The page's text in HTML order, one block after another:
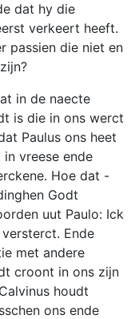
dat hy die
verkeert heeft.
passien die niet en
in de naecte
is die in ons werct
Paulus ons heet
vreese ende
Hoe dat -
Godt
uut Paulo: Ick
Ende
met andere
croont in ons zijn
houdt
ons ende